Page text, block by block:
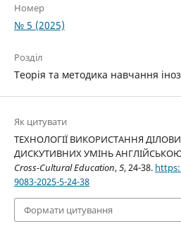
Номер
№ 5 (2025)
Розділ
Теорія та методика навчання
Як цитувати
ТЕХНОЛОГІЇ ВИКОРИСТАННЯ
ДИСКУТИВНИХ УМІНЬ
Cross-Cultural Education,5, 24-38.
9083-2025-5-24-38
Формати цитування